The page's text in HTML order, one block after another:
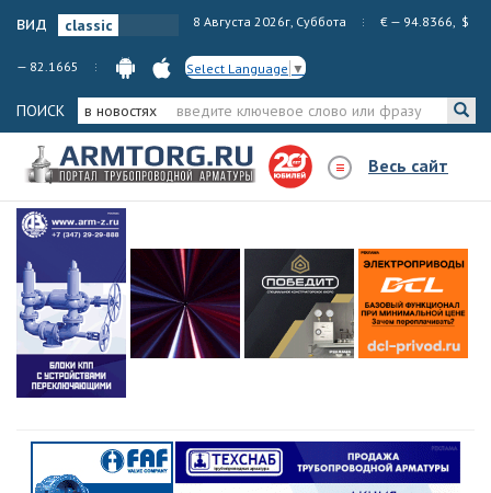
вид 8 Августа 2026г, Суббота € — 94.8366, $
— 82.1665 Select Language ▼
ПОИСК в новостях
Весь сайт